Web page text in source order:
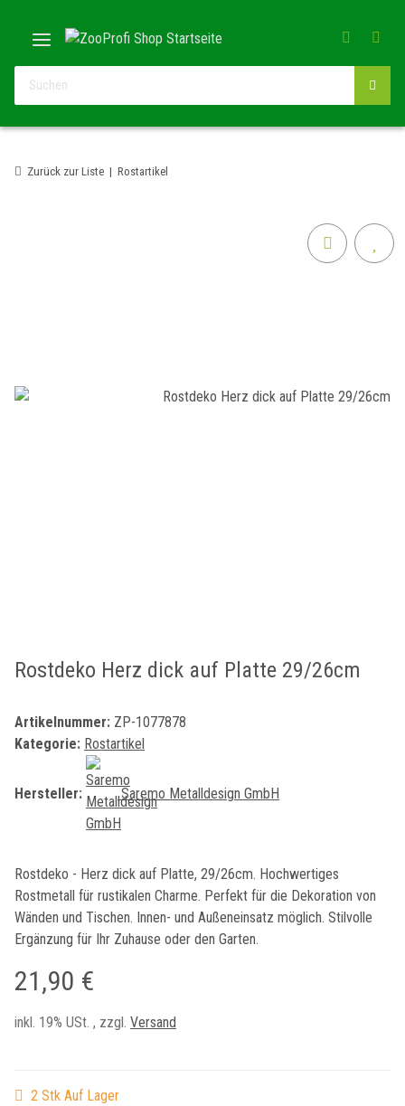
Zurück zur Liste Rostartikel
Rostdeko Herz dick auf Platte 29/26cm
Artikelnummer: ZP-1077878
Kategorie: Rostartikel
Hersteller: Saremo Metalldesign GmbH
Rostdeko - Herz dick auf Platte, 29/26cm. Hochwertiges
Rostmetall für rustikalen Charme. Perfekt für die Dekoration von
Wänden und Tischen. Innen- und Außeneinsatz möglich. Stilvolle
Ergänzung für Ihr Zuhause oder den Garten.
21,90 €
inkl. 19% USt. , zzgl. Versand
2 Stk Auf Lager